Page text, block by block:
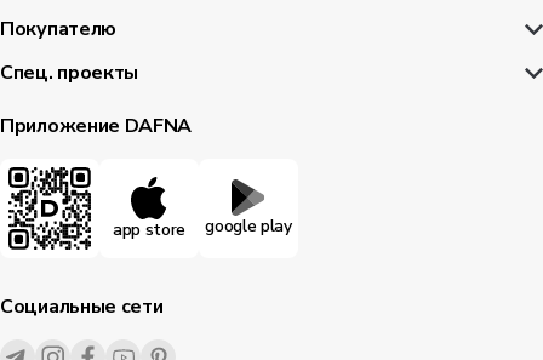
Покупателю
Спец. проекты
Приложение DAFNA
app store google play
Социальные сети